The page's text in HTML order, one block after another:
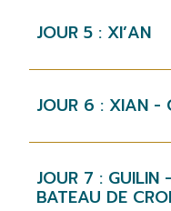
JOUR 5 : XI’AN
JOUR 6 : XIAN -
JOUR 7 : GUILIN
BATEAU DE